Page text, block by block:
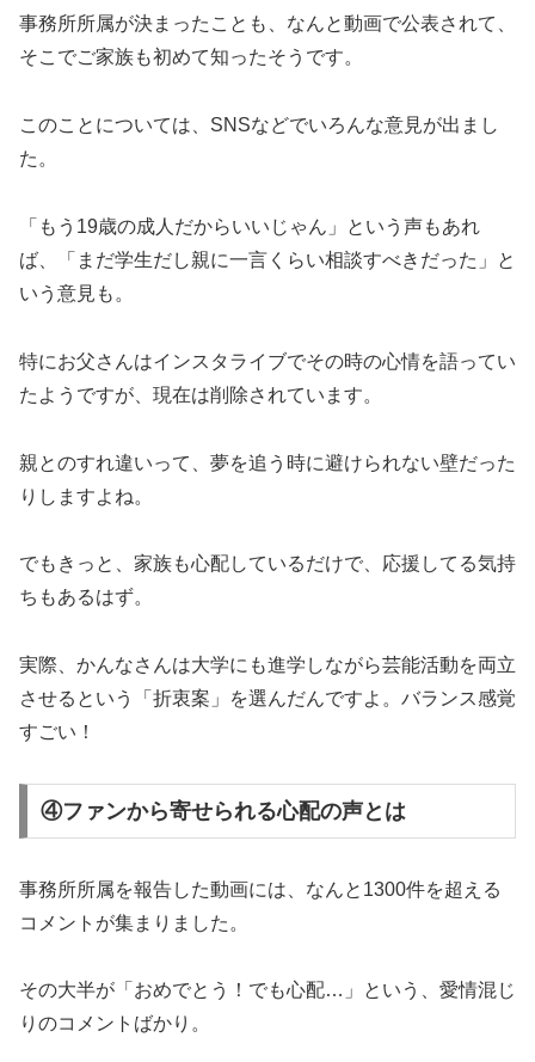
事務所所属が決まったことも、なんと動画で公表されて、
そこでご家族も初めて知ったそうです。
このことについては、SNSなどでいろんな意見が出まし
た。
「もう19歳の成人だからいいじゃん」という声もあれ
ば、「まだ学生だし親に一言くらい相談すべきだった」と
いう意見も。
特にお父さんはインスタライブでその時の心情を語ってい
たようですが、現在は削除されています。
親とのすれ違いって、夢を追う時に避けられない壁だった
りしますよね。
でもきっと、家族も心配しているだけで、応援してる気持
ちもあるはず。
実際、かんなさんは大学にも進学しながら芸能活動を両立
させるという「折衷案」を選んだんですよ。バランス感覚
すごい！
④ファンから寄せられる心配の声とは
事務所所属を報告した動画には、なんと1300件を超える
コメントが集まりました。
その大半が「おめでとう！でも心配…」という、愛情混じ
りのコメントばかり。